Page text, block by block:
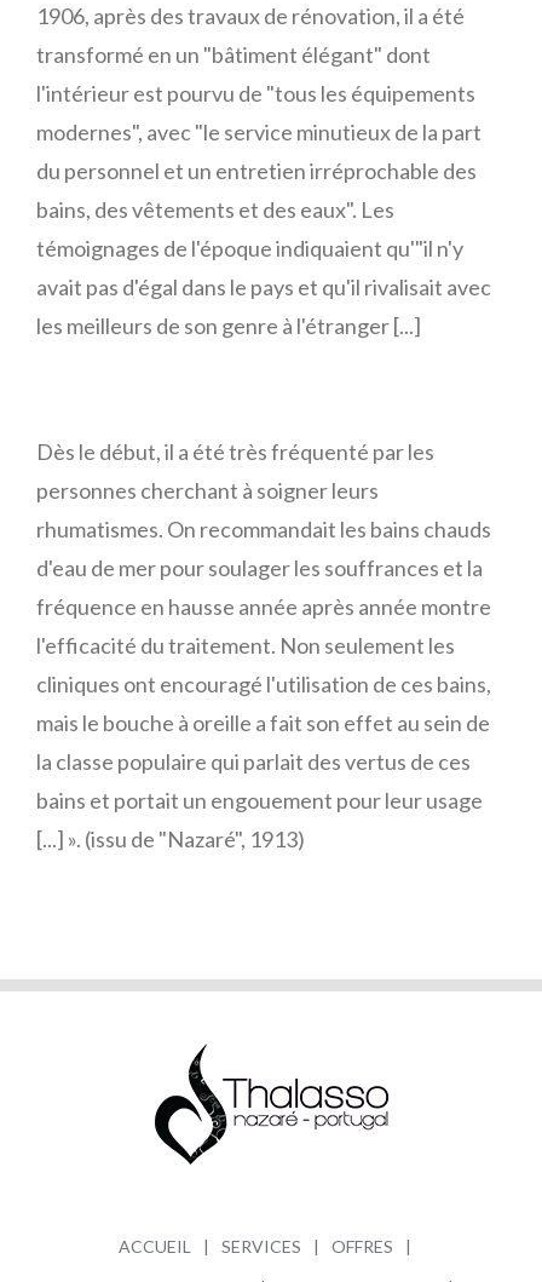
1906, après des travaux de rénovation, il a été
transformé en un "bâtiment élégant" dont
l'intérieur est pourvu de "tous les équipements
modernes", avec "le service minutieux de la part
du personnel et un entretien irréprochable des
bains, des vêtements et des eaux". Les
témoignages de l'époque indiquaient qu'"il n'y
avait pas d'égal dans le pays et qu'il rivalisait avec
les meilleurs de son genre à l'étranger [...]
Dès le début, il a été très fréquenté par les
personnes cherchant à soigner leurs
rhumatismes. On recommandait les bains chauds
d'eau de mer pour soulager les souffrances et la
fréquence en hausse année après année montre
l'efficacité du traitement. Non seulement les
cliniques ont encouragé l'utilisation de ces bains,
mais le bouche à oreille a fait son effet au sein de
la classe populaire qui parlait des vertus de ces
bains et portait un engouement pour leur usage
[...] ». (issu de "Nazaré", 1913)
ACCUEIL SERVICES
OFFRES